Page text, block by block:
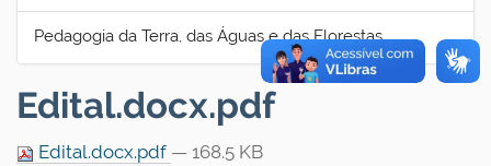
Pedagogia da Terra, das Águas e das Florestas
Edital.docx.pdf
Edital.docx.pdf — 168.5 KB